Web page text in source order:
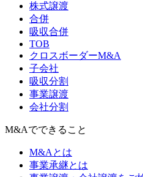
株式譲渡
合併
吸収合併
TOB
クロスボーダーM&A
子会社
吸収分割
事業譲渡
会社分割
M&Aでできること
M&Aとは
事業承継とは